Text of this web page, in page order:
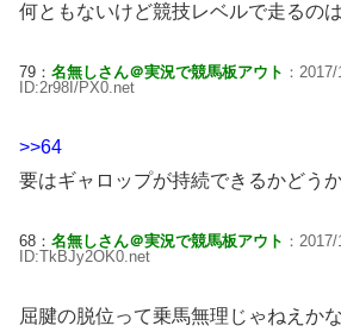
何ともないけど競技レベルで走るの
79： 名無しさん＠実況で競馬板アウト ：
ID:2r98I/PX0.net
>>64
要はギャロップが持続できるかどう
68： 名無しさん＠実況で競馬板アウト ：
ID:TkBJy2OK0.net
屈腱の脱位って乗馬無理じゃねえかな